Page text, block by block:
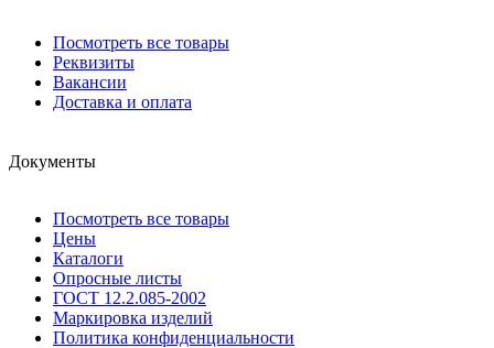
Посмотреть все товары
Реквизиты
Вакансии
Доставка и оплата
Документы
Посмотреть все товары
Цены
Каталоги
Опросные листы
ГОСТ 12.2.085-2002
Маркировка изделий
Политика конфиденциальности